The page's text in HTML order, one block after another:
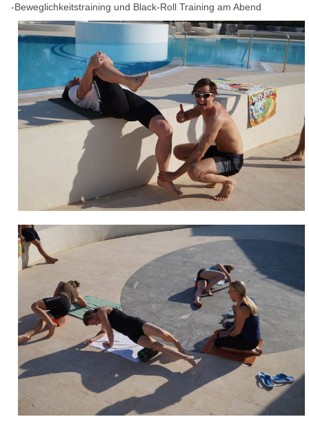
-Beweglichkeitstraining und Black-Roll Training am Abend